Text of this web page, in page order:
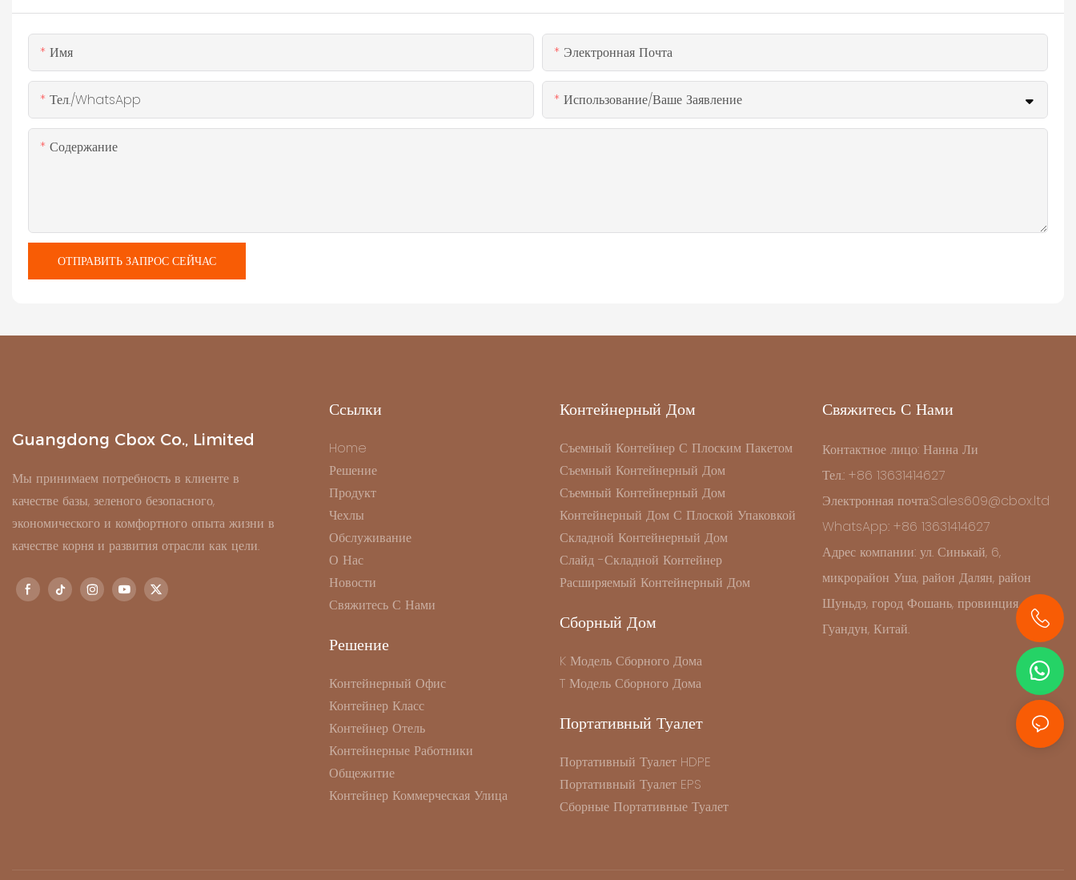
Имя Электронная Почта
Тел./WhatsApp Использование/ваше Заявление
Содержание
ОТПРАВИТЬ ЗАПРОС СЕЙЧАС
Guangdong Cbox Co., Limited
Мы принимаем потребность в клиенте в
качестве базы, зеленого безопасного,
экономического и комфортного опыта жизни в
качестве корня и развития отрасли как цели.
Ссылки
Home
Решение
Продукт
Чехлы
Обслуживание
О Нас
Новости
Свяжитесь С Нами
Решение
Контейнерный Офис
Контейнер Класс
Контейнер Отель
Контейнерные Работники
Общежитие
Контейнер Коммерческая Улица
Контейнерный Дом
Съемный Контейнер С Плоским Пакетом
Съемный Контейнерный Дом
Съемный Контейнерный Дом
Контейнерный Дом С Плоской Упаковкой
Складной Контейнерный Дом
Слайд -складной Контейнер
Расширяемый Контейнерный Дом
Сборный Дом
K Модель Сборного Дома
T Модель Сборного Дома
Портативный Туалет
Портативный Туалет HDPE
Портативный Туалет EPS
Сборные Портативные Туалет
Свяжитесь С Нами
Контактное лицо: Нанна Ли
Тел.: +86 13631414627
Электронная почта:Sales609@cbox.ltd
WhatsApp: +86 13631414627
Адрес компании: ул. Синькай, 6,
микрорайон Уша, район Далян, район
Шуньдэ, город Фошань, провинция
Гуандун, Китай.